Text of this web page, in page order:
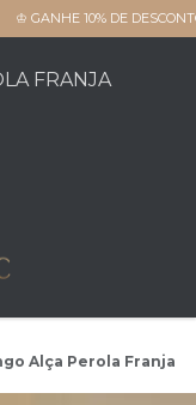
♔ GANHE 10% DE
FRANJA
Alça Perola Franja